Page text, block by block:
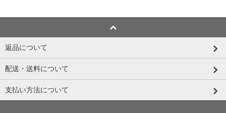
返品について
配送・送料について
支払い方法について